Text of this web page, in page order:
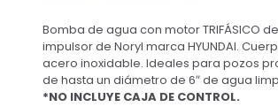
Bomba de agua con motor TRIFÁSICO
impulsor de Noryl marca HYUNDAI.
acero inoxidable. Ideales para pozos
de hasta un diámetro de 6″ de agua
*NO INCLUYE CAJA DE CONTROL.